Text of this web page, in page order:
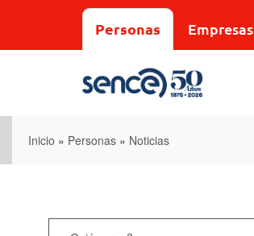
Personas Empresas
Inicio » Personas » Noticias